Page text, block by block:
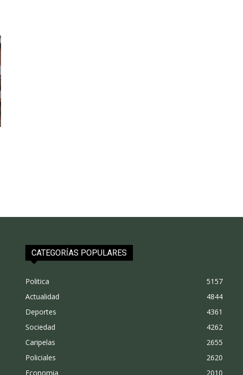
CATEGORÍAS POPULARES
Politica
5157
Actualidad
4844
Deportes
4361
Sociedad
4262
Caripelas
2655
Policiales
2620
Economia
2010